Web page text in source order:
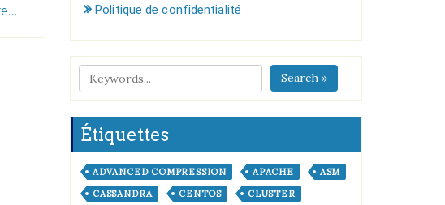
Politique de confidentialité
Search »
Étiquettes
ADVANCED COMPRESSION APACHE
ASM
CASSANDRA
CENTOS
CLUSTER